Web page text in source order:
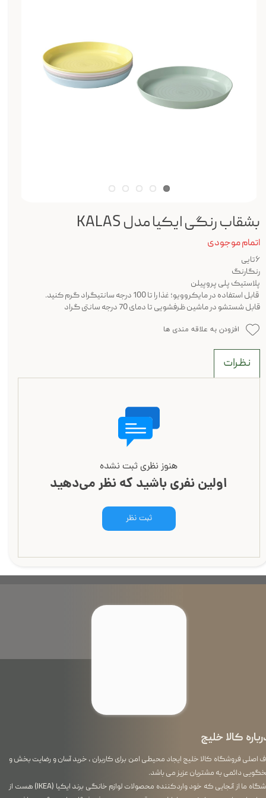
بشقاب رنگی ایکیا مدل KALAS
اتمام موجودی
۶تایی
رنگارنگ
پلاستیک پلی پروپیلن
قابل استفاده در مایکروویو؛ غذا را تا 100 درجه سانتیگراد گرم کنید.
قابل شستشو در ماشین ظرفشویی تا دمای 70 درجه سانتی گراد
افزودن به علاقه مندی ها
نظرات
هنوز نظری ثبت نشده
اولین نفری باشید که نظر می‌دهید
ثبت نظر
کالا خلیج
اصلی فروشگاه کالا خلیج ایجاد محیطی امن برای کاربران ، خرید آسان و رضایت بخش و
دائمی به مشتریان عزیز می باشد.
فروشگاه ما از آنجایی که خود واردکننده محصولات لوازم خانگی برند ایکیا (IKEA) هست از